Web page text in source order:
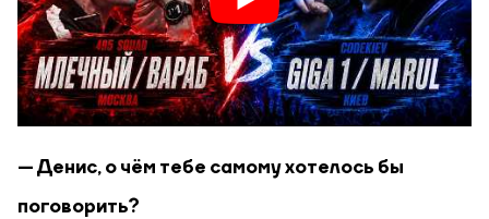
— Денис, о чём тебе самому хотелось бы
поговорить?